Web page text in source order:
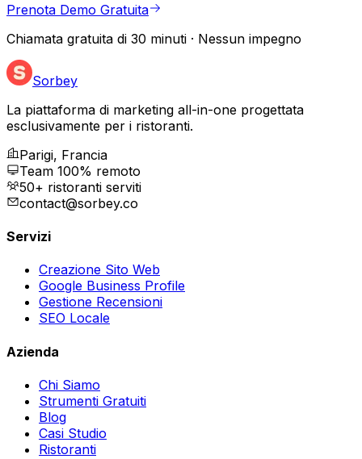
Prenota Demo Gratuita
Chiamata gratuita di 30 minuti · Nessun impegno
Sorbey
La piattaforma di marketing all-in-one progettata
esclusivamente per i ristoranti.
Parigi, Francia
Team 100% remoto
50+ ristoranti serviti
contact@sorbey.co
Servizi
Creazione Sito Web
Google Business Profile
Gestione Recensioni
SEO Locale
Azienda
Chi Siamo
Strumenti Gratuiti
Blog
Casi Studio
Ristoranti